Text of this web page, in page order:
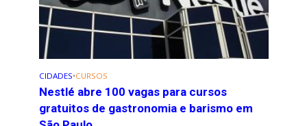
CIDADES•CURSOS
Nestlé abre 100 vagas para cursos
gratuitos de gastronomia e barismo em